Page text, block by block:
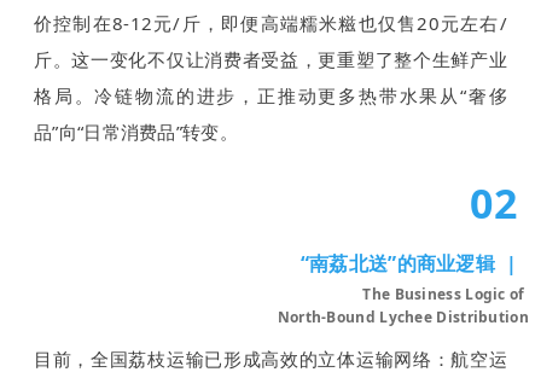
价控制在8-12元/斤，即便高端糯米糍也仅售20元左右/
斤。这一变化不仅让消费者受益，更重塑了整个生鲜产业
格局。冷链物流的进步，正推动更多热带水果从“奢侈
品”向“日常消费品”转变。
02
“南荔北送”的商业逻辑 |
The Business Logic of
North-Bound Lychee Distribution
目前，全国荔枝运输已形成高效的立体运输网络：航空运